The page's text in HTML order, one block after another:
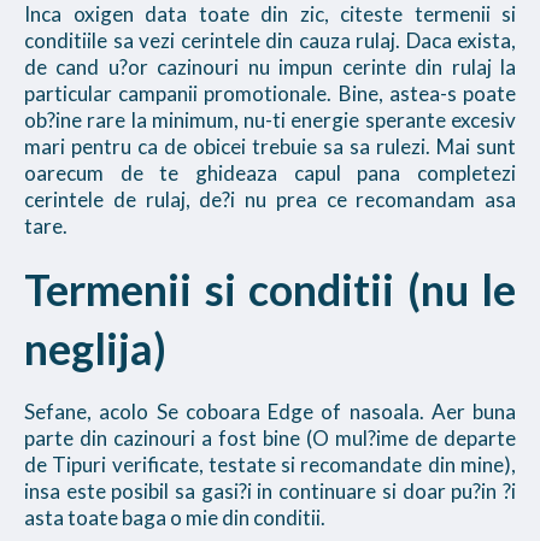
Inca oxigen data toate din zic, citeste termenii si
conditiile sa vezi cerintele din cauza rulaj. Daca exista,
de cand u?or cazinouri nu impun cerinte din rulaj la
particular campanii promotionale. Bine, astea-s poate
ob?ine rare la minimum, nu-ti energie sperante excesiv
mari pentru ca de obicei trebuie sa sa rulezi. Mai sunt
oarecum de te ghideaza capul pana completezi
cerintele de rulaj, de?i nu prea ce recomandam asa
tare.
Termenii si conditii (nu le
neglija)
Sefane, acolo Se coboara Edge of nasoala. Aer buna
parte din cazinouri a fost bine (O mul?ime de departe
de Tipuri verificate, testate si recomandate din mine),
insa este posibil sa gasi?i in continuare si doar pu?in ?i
asta toate baga o mie din conditii.